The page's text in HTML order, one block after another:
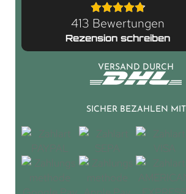
413 Bewertungen
Rezension schreiben
VERSAND DURCH
SICHER BEZAHLEN MIT